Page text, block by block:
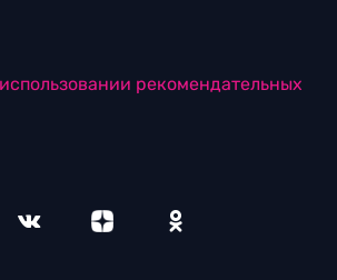
рекомендательных